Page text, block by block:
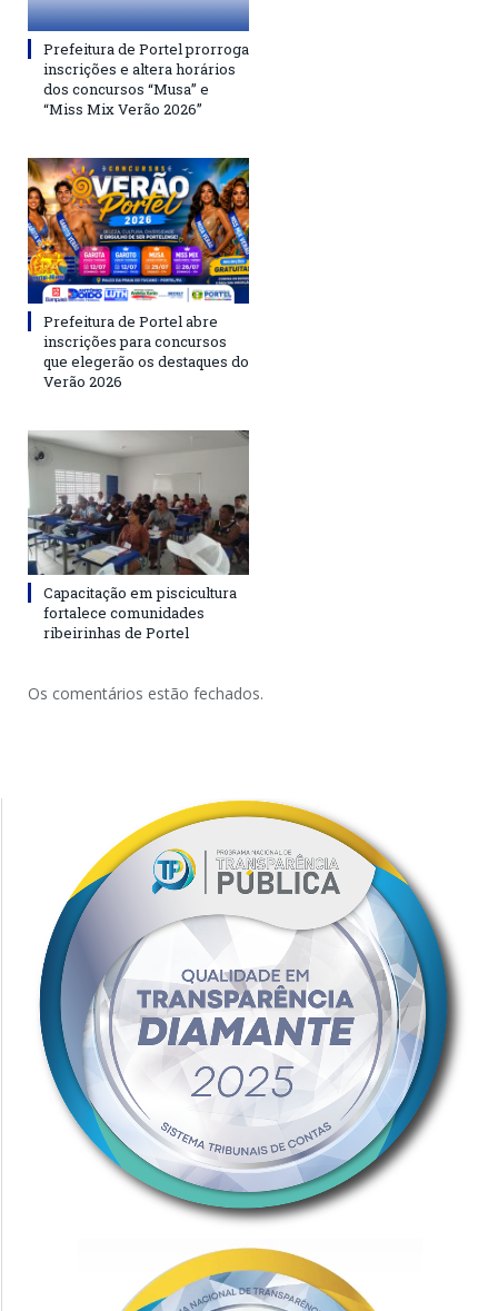
Prefeitura de Portel prorroga
inscrições e altera horários
dos concursos “Musa” e
“Miss Mix Verão 2026”
Prefeitura de Portel abre
inscrições para concursos
que elegerão os destaques do
Verão 2026
Capacitação em piscicultura
fortalece comunidades
ribeirinhas de Portel
Os comentários estão fechados.